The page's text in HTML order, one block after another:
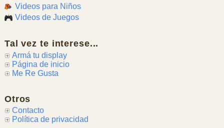
Videos para Niños
Videos de Juegos
Tal vez te interese...
Armá tu display
Página de inicio
Me Re Gusta
Otros
Contacto
Política de privacidad